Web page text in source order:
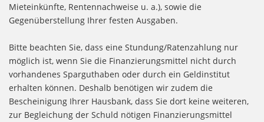
Mieteinkünfte, Rentennachweise u. a.), sowie die
Gegenüberstellung Ihrer festen Ausgaben.
Bitte beachten Sie, dass eine Stundung/Ratenzahlung nur
möglich ist, wenn Sie die Finanzierungsmittel nicht durch
vorhandenes Sparguthaben oder durch ein Geldinstitut
erhalten können. Deshalb benötigen wir zudem die
Bescheinigung Ihrer Hausbank, dass Sie dort keine weiteren,
zur Begleichung der Schuld nötigen Finanzierungsmittel